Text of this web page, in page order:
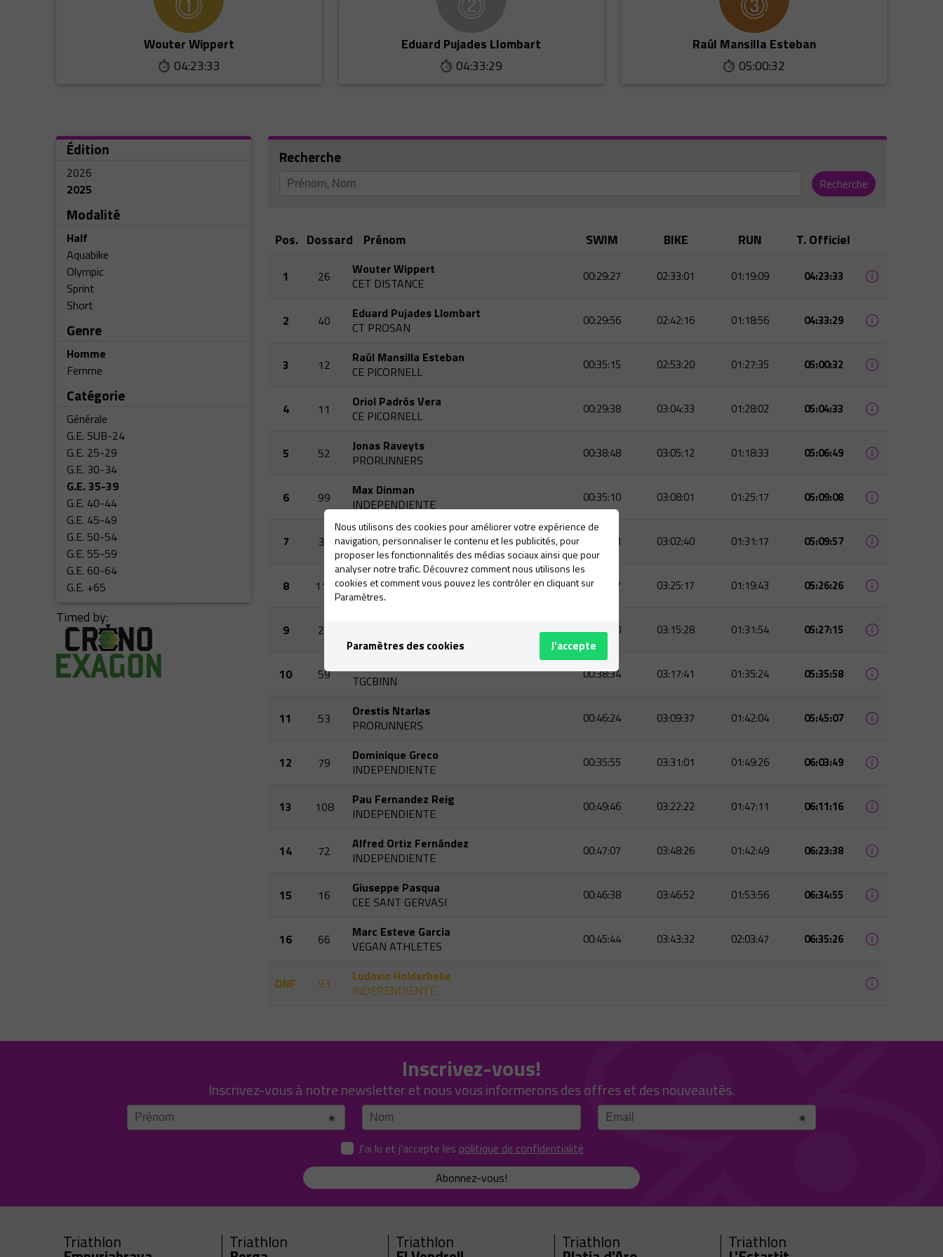
Wouter Wippert
04:23:33
Eduard Pujades Llombart
04:33:29
Raúl Mansilla Esteban
05:00:32
Édition
2026
2025
Modalité
Half
Aquabike
Olympic
Sprint
Short
Genre
Homme
Femme
Catégorie
Générale
G.E. SUB-24
G.E. 25-29
G.E. 30-34
G.E. 35-39
G.E. 40-44
G.E. 45-49
G.E. 50-54
G.E. 55-59
G.E. 60-64
G.E. +65
Timed by:
Recherche
Recherche
Pos. Dossard Prénom SWIM BIKE RUN T. Officiel
1 26
Wouter Wippert
CET DISTANCE
00:29:27 02:33:01 01:19:09 04:23:33
2 40
Eduard Pujades Llombart
CT PROSAN
00:29:56 02:42:16 01:18:56 04:33:29
3 12
Raúl Mansilla Esteban
CE PICORNELL
00:35:15 02:53:20 01:27:35 05:00:32
4 11
Oriol Padrós Vera
CE PICORNELL
00:29:38 03:04:33 01:28:02 05:04:33
5 52
Jonas Raveyts
PRORUNNERS
00:38:48 03:05:12 01:18:33 05:06:49
6 99
Max Dinman
INDEPENDIENTE
00:35:10 03:08:01 01:25:17 05:09:08
7 30
Eduardo Jordi Teixeiro Nadal
CN CASTELLET TRIATLÓ
00:32:33 03:02:40 01:31:17 05:09:57
8 112
Raul Lorenzo Carmona
INDEPENDIENTE
00:34:37 03:25:17 01:19:43 05:26:26
9 20
CET DISTANCE
00:37:00 03:15:28 01:31:54 05:27:15
10 59
TGCBINN
00:38:34 03:17:41 01:35:24 05:35:58
11 53
Orestis Ntarlas
PRORUNNERS
00:46:24 03:09:37 01:42:04 05:45:07
12 79
Dominique Greco
INDEPENDIENTE
00:35:55 03:31:01 01:49:26 06:03:49
13 108
Pau Fernandez Reig
INDEPENDIENTE
00:49:46 03:22:22 01:47:11 06:11:16
14 72
Alfred Ortiz Fernández
INDEPENDIENTE
00:47:07 03:48:26 01:42:49 06:23:38
15 16
Giuseppe Pasqua
CEE SANT GERVASI
00:46:38 03:46:52 01:53:56 06:34:55
16 66
Marc Esteve Garcia
VEGAN ATHLETES
00:45:44 03:43:32 02:03:47 06:35:26
DNF 93
Ludovic Holderbeke
INDEPENDIENTE
Inscrivez-vous!
Inscrivez-vous à notre newsletter et nous vous informerons des offres et des nouveautés.
J'ai lu et j'accepte les politique de confidentialité
Abonnez-vous!
Triathlon Triathlon Triathlon Triathlon Triathlon
Nous utilisons des cookies pour améliorer votre expérience de
navigation, personnaliser le contenu et les publicités, pour
proposer les fonctionnalités des médias sociaux ainsi que pour
analyser notre trafic. Découvrez comment nous utilisons les
cookies et comment vous pouvez les contrôler en cliquant sur
Paramètres.
Paramètres des cookies J'accepte